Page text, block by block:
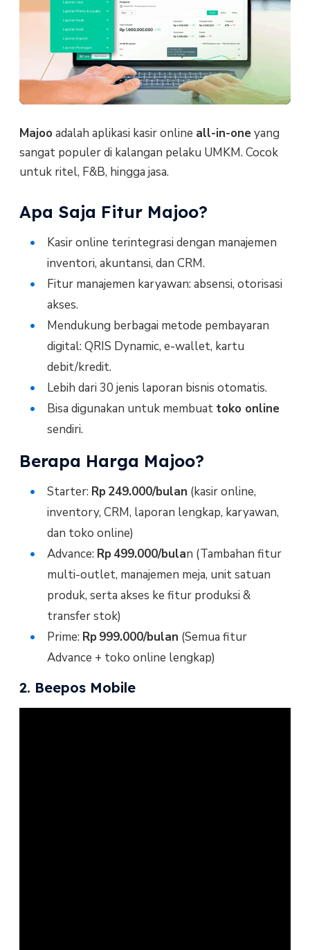
Majooadalah aplikasi kasir online all-in-oneyang
sangat populer di kalangan pelaku UMKM. Cocok
untuk ritel, F&B, hingga jasa.
Apa Saja Fitur Majoo?
Kasir online terintegrasi dengan manajemen
inventori, akuntansi, dan CRM.
Fitur manajemen karyawan: absensi, otorisasi
akses.
Mendukung berbagai metode pembayaran
digital: QRIS Dynamic, e-wallet, kartu
debit/kredit.
Lebih dari 30 jenis laporan bisnis otomatis.
Bisa digunakan untuk membuat toko online
sendiri.
Berapa Harga Majoo?
Starter: Rp 249.000/bulan (kasir online,
inventory, CRM, laporan lengkap, karyawan,
dan toko online)
Advance: Rp 499.000/bulan (Tambahan fitur
multi-outlet, manajemen meja, unit satuan
produk, serta akses ke fitur produksi &
transfer stok)
Prime: Rp 999.000/bulan (Semua fitur
Advance + toko online lengkap)
2. Beepos Mobile